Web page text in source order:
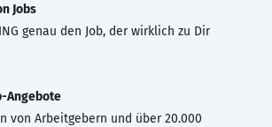
Jobs
genau den Job, der wirklich zu Dir
Angebote
von Arbeitgebern und über 20.000